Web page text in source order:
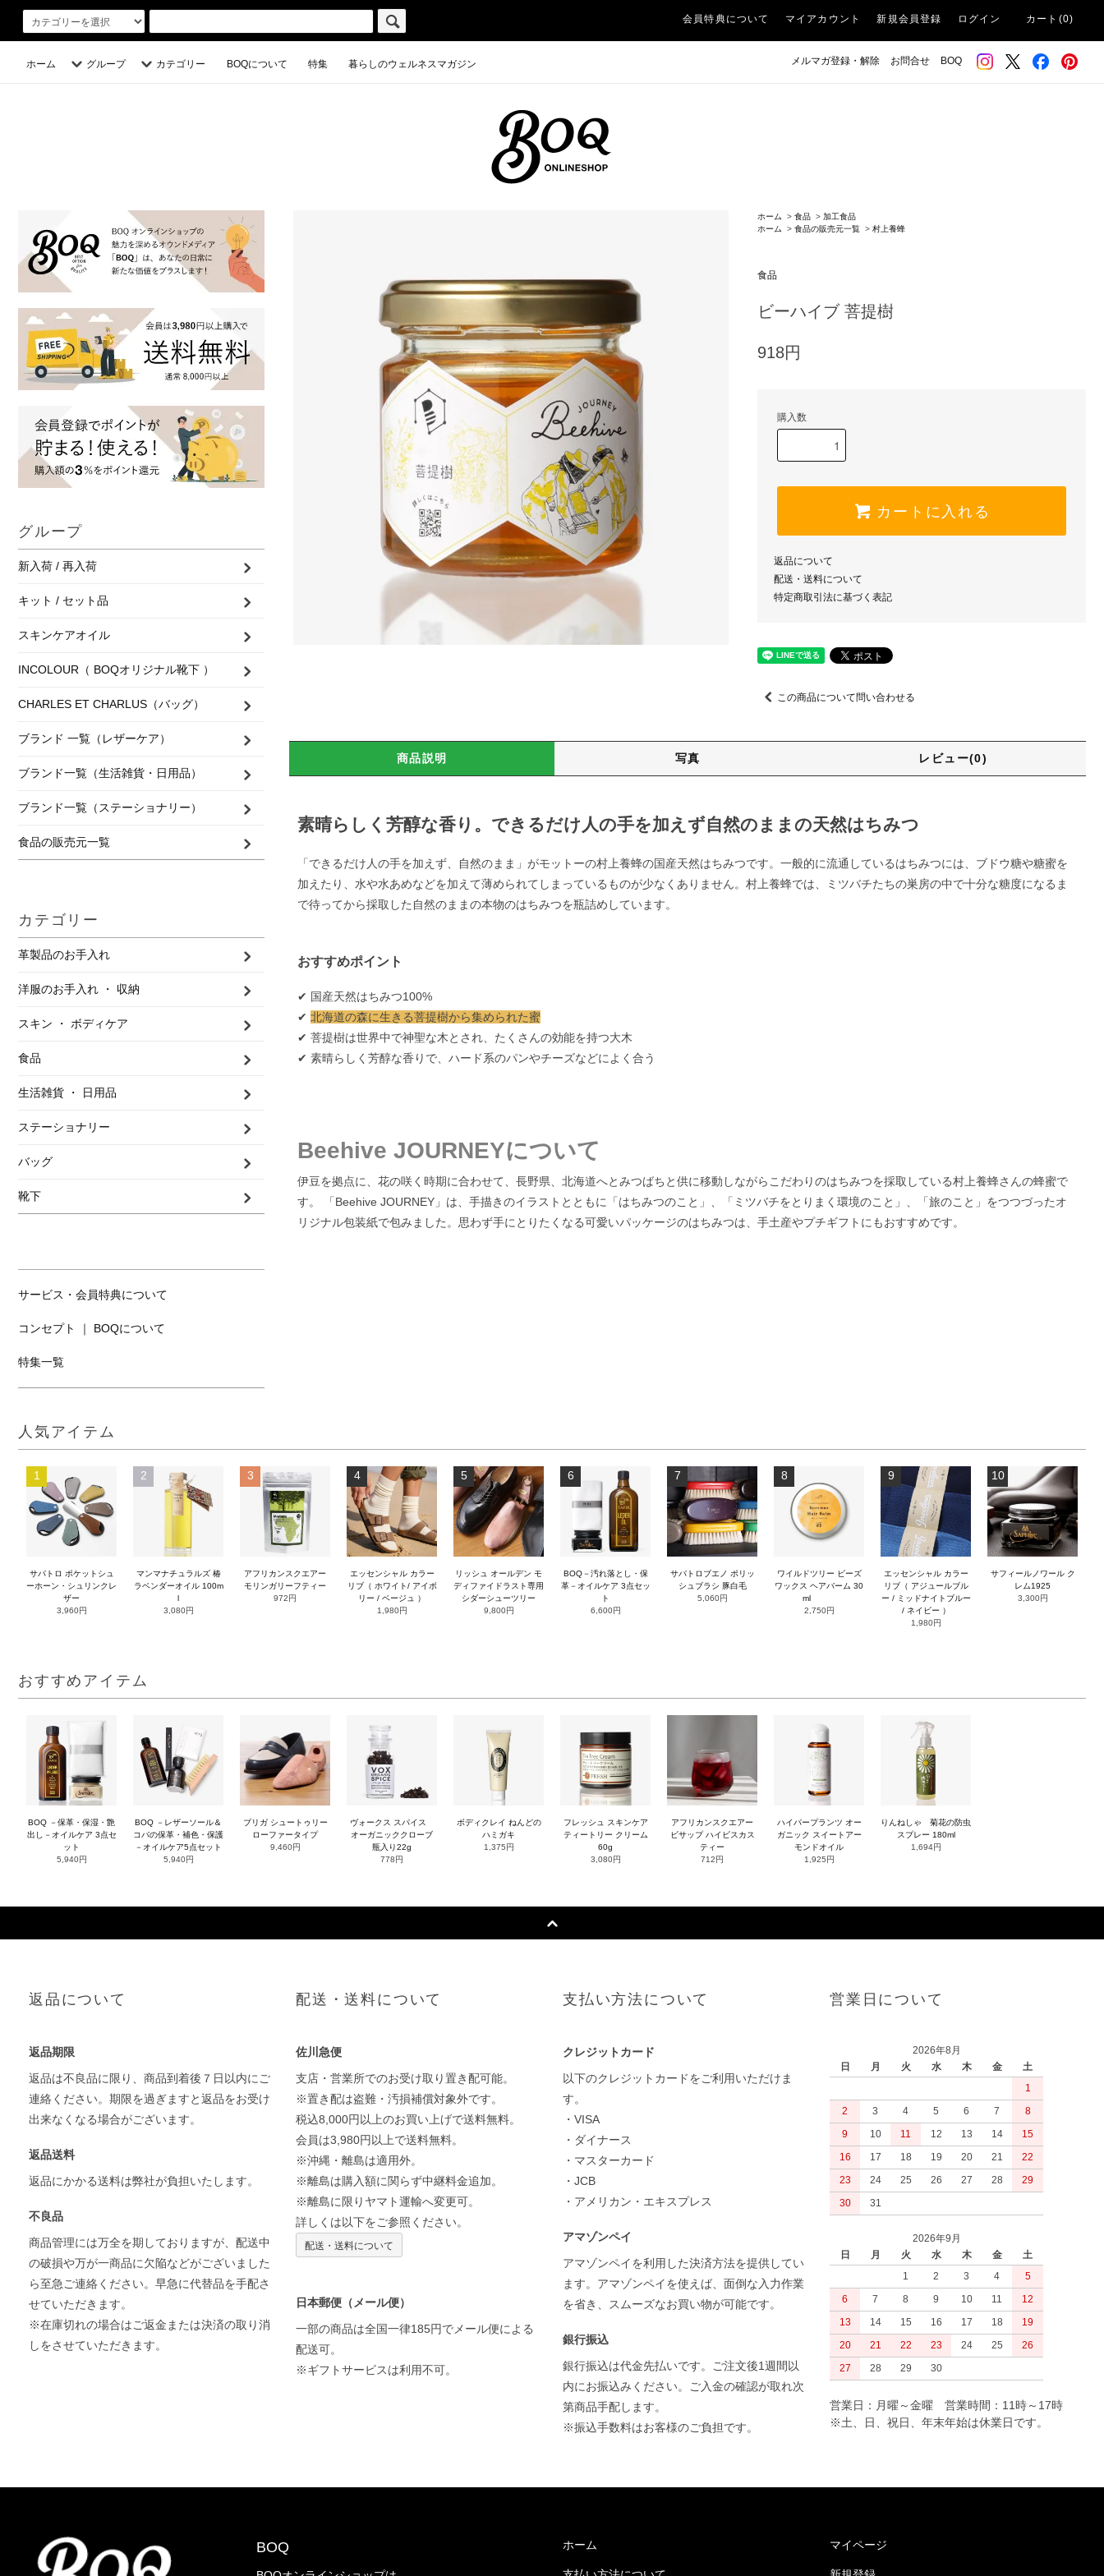
会員特典について マイアカウント 新規会員登録 ログイン カート(0)
ホーム グループ カテゴリー BOQについて 特集 暮らしのウェルネスマガジン メルマガ登録・解除 お問合せ BOQ
ホーム > 食品 > 加工食品
ホーム
> 食品の販売元一覧 > 村上養蜂
食品
ビーハイブ 菩提樹
918円
購入数
カートに入れる
返品について
配送・送料について
特定商取引法に基づく表記
この商品について問い合わせる
商品説明 写真 レビュー(0)
素晴らしく芳醇な香り。できるだけ人の手を加えず自然のままの天然はちみつ
「できるだけ人の手を加えず、自然のまま」がモットーの村上養蜂の国産天然はちみつです。一般的に流通しているはちみつには、ブドウ糖や糖蜜を
加えたり、水や水あめなどを加えて薄められてしまっているものが少なくありません。村上養蜂では、ミツバチたちの巣房の中で十分な糖度になるま
で待ってから採取した自然のままの本物のはちみつを瓶詰めしています。
おすすめポイント
✔︎ 国産天然はちみつ100%
✔︎ 北海道の森に生きる菩提樹から集められた蜜
✔︎ 菩提樹は世界中で神聖な木とされ、たくさんの効能を持つ大木
✔︎ 素晴らしく芳醇な香りで、ハード系のパンやチーズなどによく合う
Beehive JOURNEYについて
伊豆を拠点に、花の咲く時期に合わせて、長野県、北海道へとみつばちと供に移動しながらこだわりのはちみつを採取している村上養蜂さんの蜂蜜で
す。 「Beehive JOURNEY」は、手描きのイラストとともに「はちみつのこと」、「ミツバチをとりまく環境のこと」、「旅のこと」をつつづったオ
リジナル包装紙で包みました。思わず手にとりたくなる可愛いパッケージのはちみつは、手土産やプチギフトにもおすすめです。
グループ
新入荷 / 再入荷
キット / セット品
スキンケアオイル
INCOLOUR（ BOQオリジナル靴下 ）
CHARLES ET CHARLUS（バッグ）
ブランド 一覧（レザーケア）
ブランド一覧（生活雑貨・日用品）
ブランド一覧（ステーショナリー）
食品の販売元一覧
カテゴリー
革製品のお手入れ
洋服のお手入れ ・ 収納
スキン ・ ボディケア
食品
生活雑貨 ・ 日用品
ステーショナリー
バッグ
靴下
サービス・会員特典について
コンセプト ｜ BOQについて
特集一覧
人気アイテム
1
サパトロ ポケットシュ
ーホーン・シュリンクレ
ザー
3,960円
2
マンマナチュラルズ 椿
ラベンダーオイル 100m
l
3,080円
3
アフリカンスクエアー
モリンガリーフティー
972円
4
エッセンシャル カラー
リブ（ ホワイト/ アイボ
リー / ベージュ ）
1,980円
5
リッシュ オールデン モ
ディファイドラスト専用
シダーシューツリー
9,800円
6
BOQ－汚れ落とし・保
革－オイルケア 3点セッ
ト
6,600円
7
サパトロブエノ ポリッ
シュブラシ 豚白毛
5,060円
8
ワイルドツリー ビーズ
ワックス ヘアバーム 30
ml
2,750円
9
エッセンシャル カラー
リブ（ アジュールブル
ー / ミッドナイトブルー
/ ネイビー ）
1,980円
10
サフィールノワール ク
レム1925
3,300円
おすすめアイテム
BOQ －保革・保湿・艶
出し－オイルケア 3点セ
ット
5,940円
BOQ －レザーソール＆
コバの保革・補色・保護
－オイルケア5点セット
5,940円
ブリガ シュートゥリー
ローファータイプ
9,460円
ヴォークス スパイス
オーガニッククローブ
瓶入り22g
778円
ボディクレイ ねんどの
ハミガキ
1,375円
フレッシュ スキンケア
ティートリー クリーム
60g
3,080円
アフリカンスクエアー
ビサップ ハイビスカス
ティー
712円
ハイパープランツ オー
ガニック スイートアー
モンドオイル
1,925円
りんねしゃ 菊花の防虫
スプレー 180ml
1,694円
返品について
返品期限
返品は不良品に限り、商品到着後７日以内にご
連絡ください。期限を過ぎますと返品をお受け
出来なくなる場合がございます。
返品送料
返品にかかる送料は弊社が負担いたします。
不良品
商品管理には万全を期しておりますが、配送中
の破損や万が一商品に欠陥などがございました
ら至急ご連絡ください。早急に代替品を手配さ
せていただきます。
※在庫切れの場合はご返金または決済の取り消
しをさせていただきます。
配送・送料について
佐川急便
支店・営業所でのお受け取り置き配可能。
※置き配は盗難・汚損補償対象外です。
税込8,000円以上のお買い上げで送料無料。
会員は3,980円以上で送料無料。
※沖縄・離島は適用外。
※離島は購入額に関らず中継料金追加。
※離島に限りヤマト運輸へ変更可。
詳しくは以下をご参照ください。
配送・送料について
日本郵便（メール便）
一部の商品は全国一律185円でメール便による
配送可。
※ギフトサービスは利用不可。
支払い方法について
クレジットカード
以下のクレジットカードをご利用いただけま
す。
・VISA
・ダイナース
・マスターカード
・JCB
・アメリカン・エキスプレス
アマゾンペイ
アマゾンペイを利用した決済方法を提供してい
ます。アマゾンペイを使えば、面倒な入力作業
を省き、スムーズなお買い物が可能です。
銀行振込
銀行振込は代金先払いです。ご注文後1週間以
内にお振込みください。ご入金の確認が取れ次
第商品手配します。
※振込手数料はお客様のご負担です。
営業日について
2026年8月
日
月 火 水 木 金
土
1
2
3 4 5 6 7
8
9
10 11 12 13 14
15
16
17 18 19 20 21
22
23
24 25 26 27 28
29
30
31
2026年9月
日
月 火 水 木 金
土
1
2 3 4
5
6
7 8 9 10 11
12
13
14 15 16 17 18
19
20
21 22 23 24 25
26
27
28 29 30
営業日：月曜～金曜 営業時間：11時～17時
※土、日、祝日、年末年始は休業日です。
BOQ ホーム マイページ